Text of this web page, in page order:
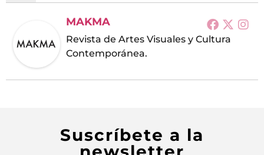
MAKMA
Revista de Artes Visuales y Cultura
Contemporánea.
Suscríbete a la